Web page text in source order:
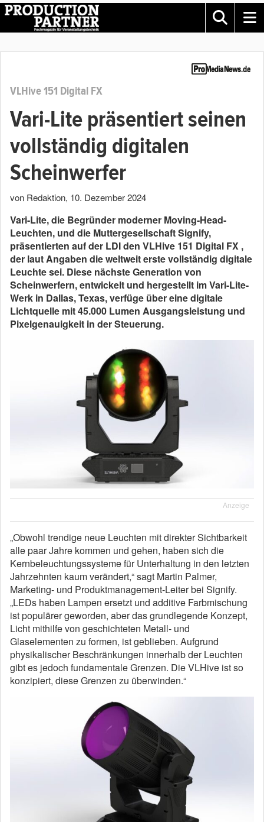
VLHive 151 Digital FX
Vari-Lite präsentiert seinen
vollständig digitalen
Scheinwerfer
von Redaktion, 10. Dezember 2024
Vari-Lite, die Begründer moderner Moving-Head-
Leuchten, und die Muttergesellschaft Signify,
präsentierten auf der LDI den VLHive 151 Digital FX ,
der laut Angaben die weltweit erste vollständig digitale
Leuchte sei. Diese nächste Generation von
Scheinwerfern, entwickelt und hergestellt im Vari-Lite-
Werk in Dallas, Texas, verfüge über eine digitale
Lichtquelle mit 45.000 Lumen Ausgangsleistung und
Pixelgenauigkeit in der Steuerung.
Anzeige
„Obwohl trendige neue Leuchten mit direkter Sichtbarkeit
alle paar Jahre kommen und gehen, haben sich die
Kernbeleuchtungssysteme für Unterhaltung in den letzten
Jahrzehnten kaum verändert,“ sagt Martin Palmer,
Marketing- und Produktmanagement-Leiter bei Signify.
„LEDs haben Lampen ersetzt und additive Farbmischung
ist populärer geworden, aber das grundlegende Konzept,
Licht mithilfe von geschichteten Metall- und
Glaselementen zu formen, ist geblieben. Aufgrund
physikalischer Beschränkungen innerhalb der Leuchten
gibt es jedoch fundamentale Grenzen. Die VLHive ist so
konzipiert, diese Grenzen zu überwinden.“